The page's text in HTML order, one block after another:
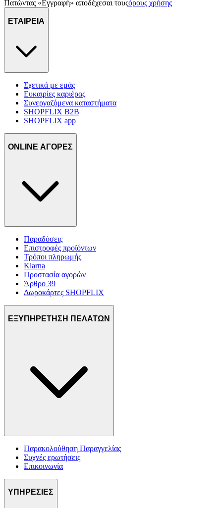
Πατώντας «Εγγραφή» αποδέχεσαι τουςόρους χρήσης
ΕΤΑΙΡΕΙΑ
Σχετικά με εμάς
Ευκαιρίες καριέρας
Συνεργαζόμενα καταστήματα
SHOPFLIX B2B
SHOPFLIX app
ONLINE ΑΓΟΡΕΣ
Παραδόσεις
Επιστροφές προϊόντων
Τρόποι πληρωμής
Klarna
Προστασία αγορών
Άρθρο 39
Δωροκάρτες SHOPFLIX
ΕΞΥΠΗΡΕΤΗΣΗ ΠΕΛΑΤΩΝ
Παρακολούθηση Παραγγελίας
Συχνές ερωτήσεις
Επικοινωνία
ΥΠΗΡΕΣΙΕΣ